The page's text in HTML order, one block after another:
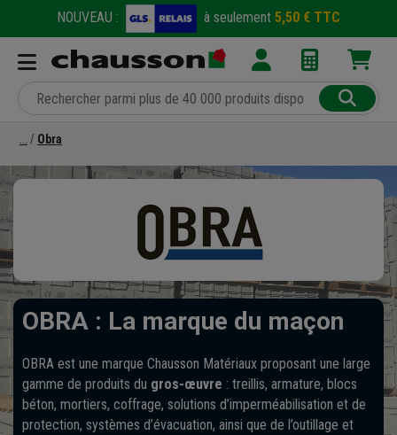
NOUVEAU : à seulement 5,50 € TTC
Obra
OBRA : La marque du maçon
OBRA est une marque Chausson Matériaux proposant une large
gamme de produits du gros-œuvre : treillis, armature, blocs
béton, mortiers, coffrage, solutions d’imperméabilisation et de
protection, systèmes d’évacuation, ainsi que de l’outillage et